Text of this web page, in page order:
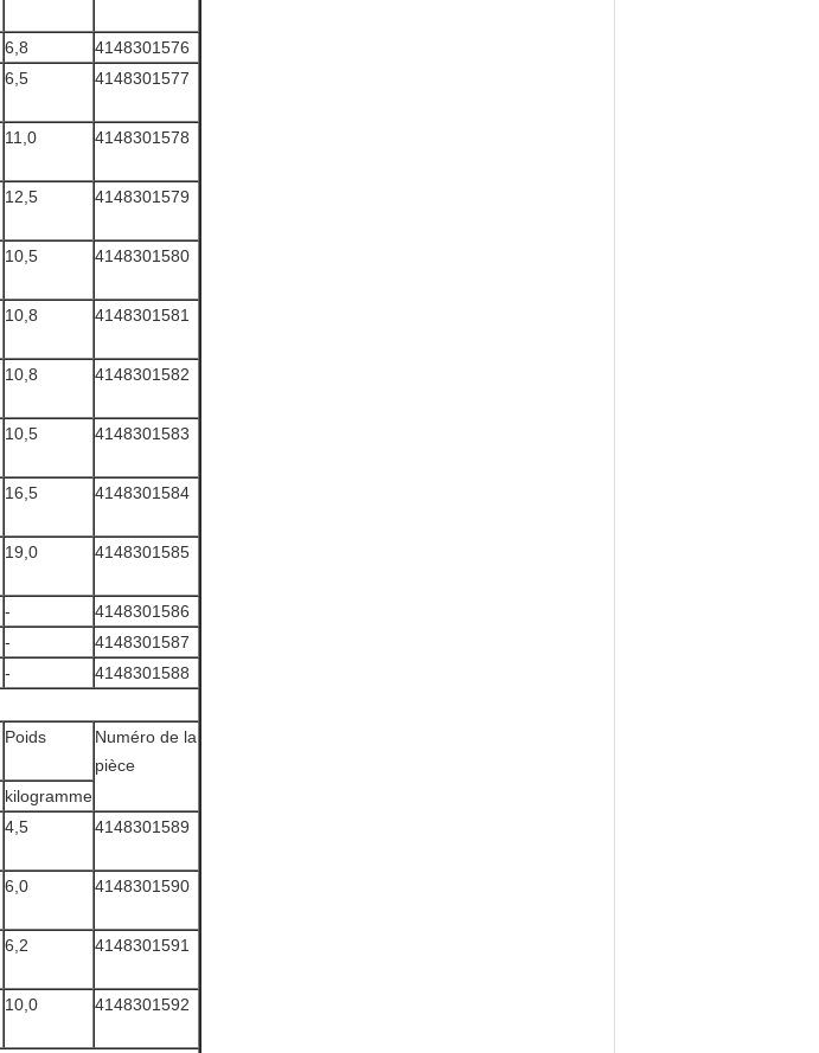
6,8
4148301576
6,5 4148301577
11,0 4148301578
12,5 4148301579
10,5 4148301580
10,8 4148301581
10,8 4148301582
10,5 4148301583
16,5 4148301584
19,0 4148301585
-
4148301586
-
4148301587
-
4148301588
Poids
Numéro de la
pièce
kilogramme
4,5 4148301589
6,0 4148301590
6,2 4148301591
10,0 4148301592